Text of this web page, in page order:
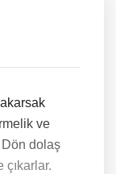
ve
dolaş
çıkarlar.